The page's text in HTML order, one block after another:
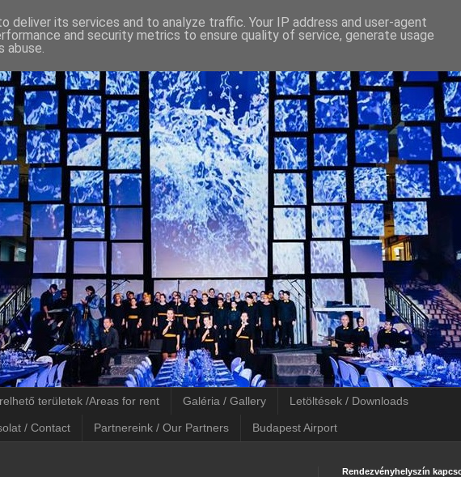
területek /Areas for rent Galéria / Gallery Letöltések / Downloads
/ Contact Partnereink / Our Partners Budapest Airport
Rendezvényhelyszín
deliver its services and to analyze traffic. Your IP address and user-agent
and security metrics to ensure quality of service, generate usage
abuse.